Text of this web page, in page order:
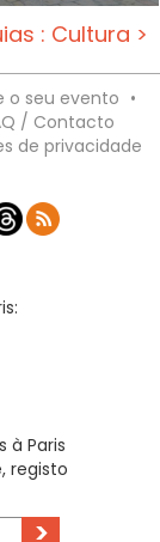
: Cultura >
o seu evento •
/ Contacto
de privacidade
à Paris
registo
>